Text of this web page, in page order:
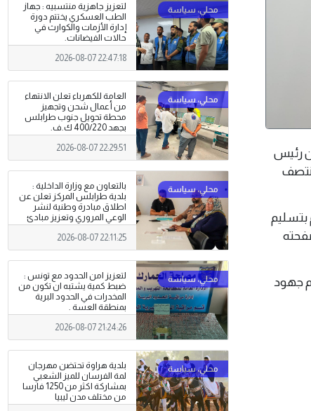
من رئيس
بتسليم
جهود
لتعزيز جاهزية منتسبيه : جهاز
الطب العسكري يختتم دورة
إدارة الأزمات والكوارث في
حالات الفيضانات.
2026-08-07 22:47:18
العامة للكهرباء تعلن الانتهاء
من أعمال شحن وتجهيز
محطة تحويل جنوب طرابلس
بجهد 400/220 ك.ف.
2026-08-07 22:29:51
بالتعاون مع وزارة الداخلية :
بلدية طرابلس المركز تعلن عن
اطلاق مبادرة وطنية لنشر
الوعي المروري وتعزيز مبادئ
السلامة على الطرق
2026-08-07 22:11:25
لتعزيز امن الحدود مع تونس :
ضبط كمية يشتبه ان تكون من
المخدرات في الحدود البرية
بمنطقة العسة .
2026-08-07 21:24:26
بلدية هراوة تحتضن مهرجان
لمة الفرسان للميز الشعبي
بمشاركة اكثر من 1250 فارسا
من مختلف مدن ليبيا